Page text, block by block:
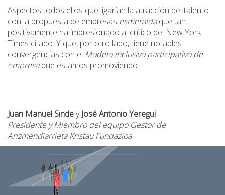
Aspectos todos ellos que ligarían la atracción del talento
con la propuesta de empresas esmeraldaque tan
positivamente ha impresionado al crítico del New York
Times citado. Y que, por otro lado, tiene notables
convergencias con el Modelo inclusivo participativo de
empresaque estamos promoviendo.
Juan Manuel Sindey José Antonio Yeregui
Presidente y Miembro del equipo Gestor de
Arizmendiarrieta Kristau Fundazioa